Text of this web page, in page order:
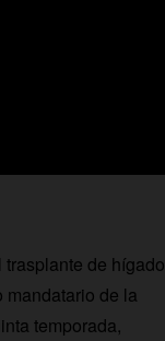
de hígado
mandatario de la
temporada,